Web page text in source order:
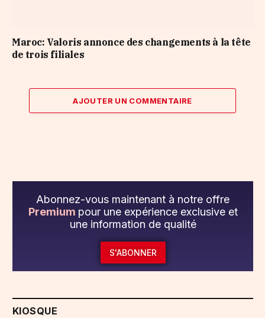
Maroc: Valoris annonce des changements à la tête
de trois filiales
AJOUTER UN COMMENTAIRE
Abonnez-vous maintenant à notre offre
Premium pour une expérience exclusive et
une information de qualité
S'ABONNER
KIOSQUE